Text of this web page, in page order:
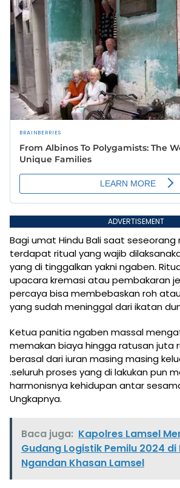
ADVERTISEMENT
Bagi umat Hindu Bali saat seseorang
terdapat ritual yang wajib
yang di tinggalkan yakni ngaben.
upacara kremasi atau pembakaran
percaya bisa membebaskan roh
yang sudah meninggal dari ikatan
Ketua panitia ngaben massal
memakan biaya hingga ratusan juta
berasal dari iuran masing masing
.seluruh proses yang di lakukan pun
harmonisnya kehidupan antar
Ungkapnya.
Baca juga: Kapolres Lamsel
Gudang Logistik Pemilu 2024 di
Ngandan Khasan Lamsel